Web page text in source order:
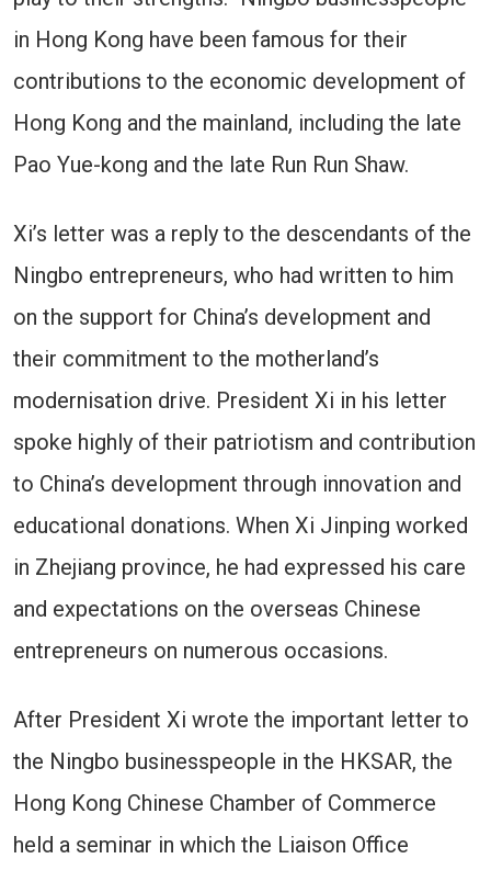
in Hong Kong have been famous for their
contributions to the economic development of
Hong Kong and the mainland, including the late
Pao Yue-kong and the late Run Run Shaw.
Xi’s letter was a reply to the descendants of the
Ningbo entrepreneurs, who had written to him
on the support for China’s development and
their commitment to the motherland’s
modernisation drive. President Xi in his letter
spoke highly of their patriotism and contribution
to China’s development through innovation and
educational donations. When Xi Jinping worked
in Zhejiang province, he had expressed his care
and expectations on the overseas Chinese
entrepreneurs on numerous occasions.
After President Xi wrote the important letter to
the Ningbo businesspeople in the HKSAR, the
Hong Kong Chinese Chamber of Commerce
held a seminar in which the Liaison Office